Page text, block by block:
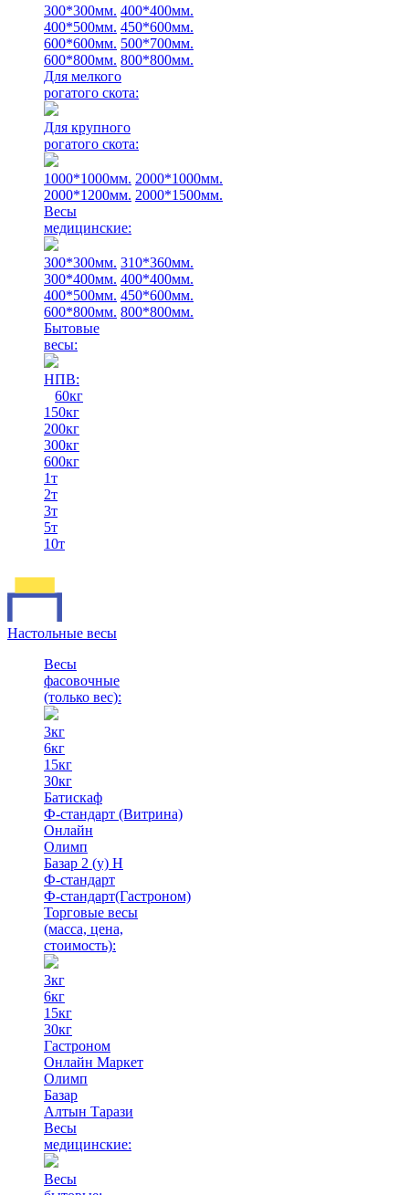
300*300мм. 400*400мм.
400*500мм. 450*600мм.
600*600мм. 500*700мм.
600*800мм. 800*800мм.
Для мелкого
рогатого скота:
Для крупного
рогатого скота:
1000*1000мм. 2000*1000мм.
2000*1200мм. 2000*1500мм.
Весы
медицинские:
300*300мм. 310*360мм.
300*400мм. 400*400мм.
400*500мм. 450*600мм.
600*800мм. 800*800мм.
Бытовые
весы:
НПВ:
60кг
150кг
200кг
300кг
600кг
1т
2т
3т
5т
10т
Настольные весы
Весы
фасовочные
(только вес):
3кг
6кг
15кг
30кг
Батискаф
Ф-стандарт (Витрина)
Онлайн
Олимп
Базар 2 (у) Н
Ф-стандарт
Ф-стандарт(Гастроном)
Торговые весы
(масса, цена,
стоимость):
3кг
6кг
15кг
30кг
Гастроном
Онлайн Маркет
Олимп
Базар
Алтын Тарази
Весы
медицинские:
Весы